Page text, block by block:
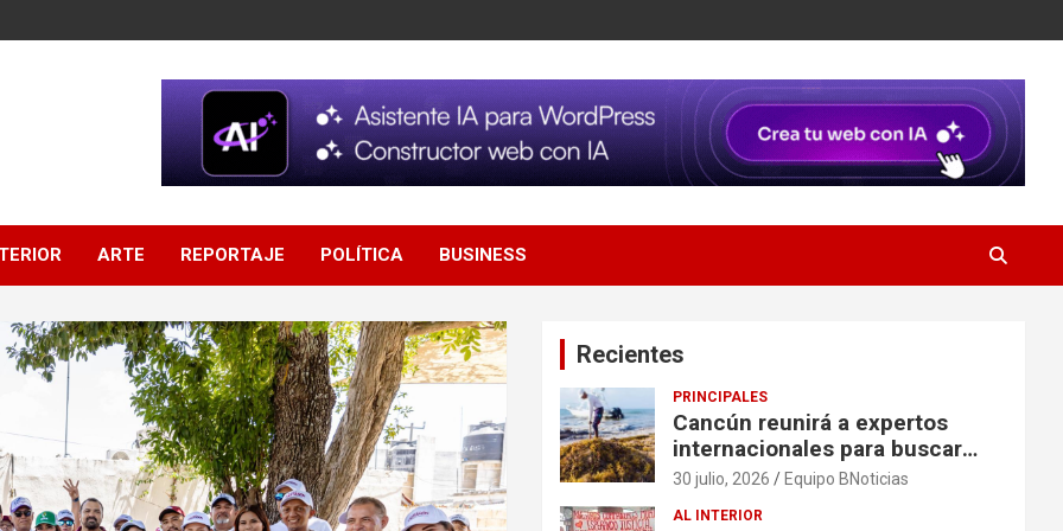
ARTE REPORTAJE POLÍTICA BUSINESS
Recientes
PRINCIPALES
Cancún reunirá a expertos
internacionales para buscar
soluciones al problema del
30 julio, 2026 Equipo BNoticias
AL INTERIOR